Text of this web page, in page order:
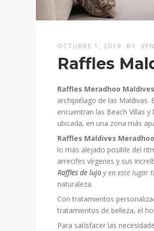
OCTUBRE 1, 2019 BY
Raffles
Raffles Meradhoo Maldives
archipiélago de las Maldivas.
encuentran las Beach Villas
ubicada, en una zona más
Raffles Maldives
lo más alejado posible del
arrecifes vírgenes y sus
Raffles de lujoy en este lugar
naturaleza.
Con tratamientos
tratamientos de belleza, el
Para satisfacer las